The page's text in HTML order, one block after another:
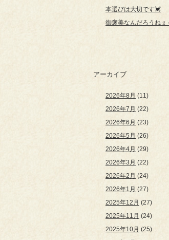
本選びは大切です💓
御褒美なんだろうねぇ
アーカイブ
2026年8月 (11)
2026年7月 (22)
2026年6月 (23)
2026年5月 (26)
2026年4月 (29)
2026年3月 (22)
2026年2月 (24)
2026年1月 (27)
2025年12月 (27)
2025年11月 (24)
2025年10月 (25)